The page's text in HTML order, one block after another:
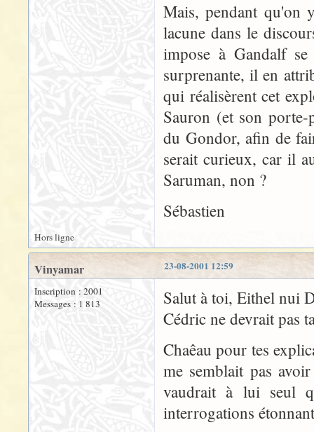
Mais, pendant qu'on
lacune dans le
impose à Gandalf
surprenante, il en
qui réalisèrent cet
Sauron (et son
du Gondor, afin de
serait curieux, car il
Saruman, non ?
Sébastien
Hors ligne
23-08-2001 12:59
Vinyamar
Inscription : 2001
Messages : 1 813
Salut à toi, Eithel nui
Cédric ne devrait pas
Chaêau pour tes
me semblait pas
vaudrait à lui seul
interrogations